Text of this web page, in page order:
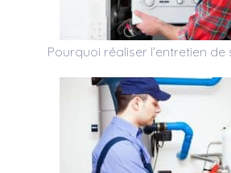
Pourquoi réaliser l’entretien de